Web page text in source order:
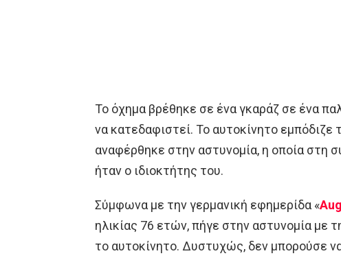
Το όχημα βρέθηκε σε ένα γκαράζ σε ένα
να κατεδαφιστεί. Το αυτοκίνητο εμπόδιζε
αναφέρθηκε στην αστυνομία, η οποία στη
ήταν ο ιδιοκτήτης του.
Σύμφωνα με την γερμανική εφημερίδα «
ηλικίας 76 ετών, πήγε στην αστυνομία με
το αυτοκίνητο. Δυστυχώς, δεν μπορούσε